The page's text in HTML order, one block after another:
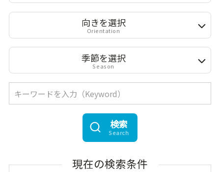
向きを選択
Orientation
季節を選択
Season
検索
Search
現在の検索条件